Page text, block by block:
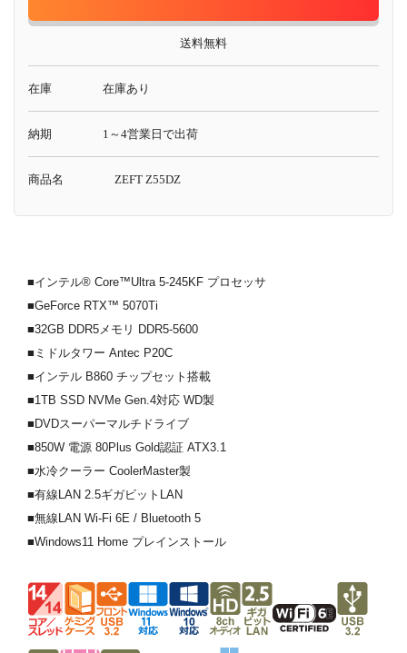
送料無料
在庫 在庫あり
納期 1～4営業日で出荷
商品名 ZEFT Z55DZ
■インテル® Core™Ultra 5-245KF プロセッサ
■GeForce RTX™ 5070Ti
■32GB DDR5メモリ DDR5-5600
■ミドルタワー Antec P20C
■インテル B860 チップセット搭載
■1TB SSD NVMe Gen.4対応 WD製
■DVDスーパーマルチドライブ
■850W 電源 80Plus Gold認証 ATX3.1
■水冷クーラー CoolerMaster製
■有線LAN 2.5ギガビットLAN
■無線LAN Wi-Fi 6E / Bluetooth 5
■Windows11 Home プレインストール